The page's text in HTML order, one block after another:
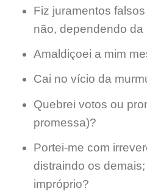
Fiz juramentos
não, dependendo
Amaldiçoei a mim
Cai no vício da
Quebrei votos ou
promessa)?
Portei-me com
distraindo os
impróprio?